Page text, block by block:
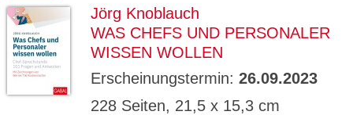
Jörg Knoblauch
WAS CHEFS UND PERSONALER
WISSEN WOLLEN
Erscheinungstermin: 26.09.2023
228 Seiten, 21,5 x 15,3 cm